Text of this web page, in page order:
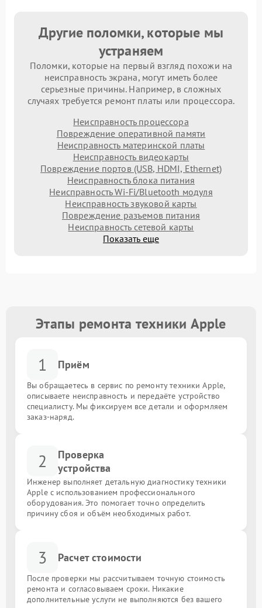
Другие поломки, которые мы
устраняем
Поломки, которые на первый взгляд похожи на
неисправность экрана, могут иметь более
серьезные причины. Например, в сложных
случаях требуется ремонт платы или процессора.
Неисправность процессора
Повреждение оперативной памяти
Неисправность материнской платы
Неисправность видеокарты
Повреждение портов (USB, HDMI, Ethernet)
Неисправность блока питания
Неисправность Wi-Fi/Bluetooth модуля
Неисправность звуковой карты
Повреждение разъемов питания
Неисправность сетевой карты
Показать еще
Этапы ремонта техники Apple
1 Приём
Вы обращаетесь в сервис по ремонту техники Apple,
описываете неисправность и передаёте устройство
специалисту. Мы фиксируем все детали и оформляем
заказ-наряд.
2
Проверка
устройства
Инженер выполняет детальную диагностику техники
Apple с использованием профессионального
оборудования. Это помогает точно определить
причину сбоя и объём необходимых работ.
3 Расчет стоимости
После проверки мы рассчитываем точную стоимость
ремонта и согласовываем сроки. Никакие
дополнительные услуги не выполняются без вашего